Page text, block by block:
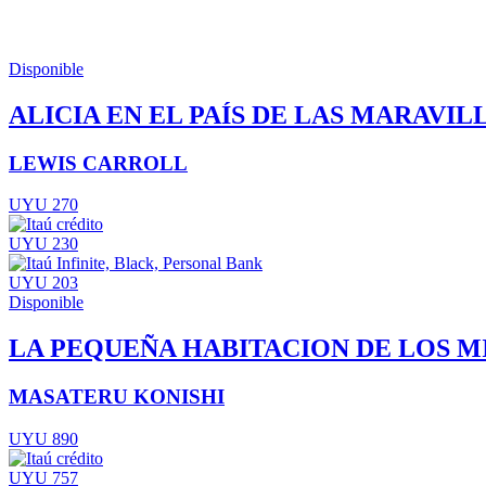
Disponible
ALICIA EN EL PAÍS DE LAS
LEWIS CARROLL
UYU 270
UYU 230
UYU 203
Disponible
LA PEQUEÑA HABITACION DE LOS
MASATERU KONISHI
UYU 890
UYU 757